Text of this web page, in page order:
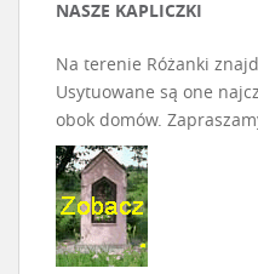
NASZE KAPLICZKI
Na terenie Różanki
Usytuowane są one
obok domów.